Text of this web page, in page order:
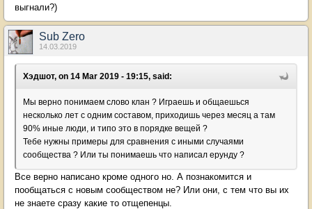
выгнали?)
Sub Zero
14.03.2019
Хэдшот, on 14 Mar 2019 - 19:15, said:
Мы верно понимаем слово клан ? Играешь и общаешься
несколько лет с одним составом, приходишь через месяц а там
90% иные люди, и типо это в порядке вещей ?
Тебе нужны примеры для сравнения с иными случаями
сообщества ? Или ты понимаешь что написал ерунду ?
Все верно написано кроме одного но. А познакомится и
пообщаться с новым сообществом не? Или они, с тем что вы их
не знаете сразу какие то отщепенцы.